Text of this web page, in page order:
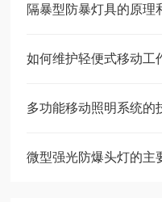
如何维护轻便式移动工
多功能移动照明系统的
微型强光防爆头灯的主